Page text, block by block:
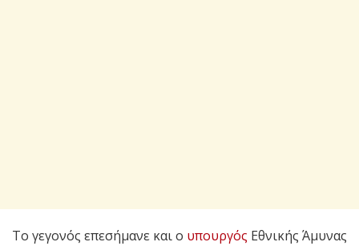
Το γεγονός επεσήμανε και ο υπουργός Εθνικής Άμυνας